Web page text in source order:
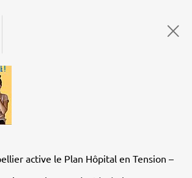
active le Plan Hôpital en Tension –